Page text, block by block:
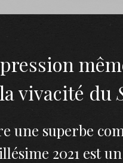
vivacité du
une superbe
2021 est